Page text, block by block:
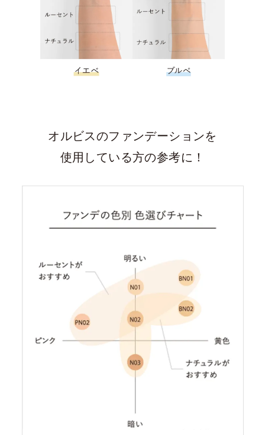
オルビスのファンデーションを
使用している方の参考に！